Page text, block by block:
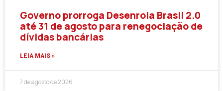
Governo prorroga Desenrola Brasil 2.0
até 31 de agosto para renegociação de
dívidas bancárias
LEIA MAIS »
7 de agosto de 2026